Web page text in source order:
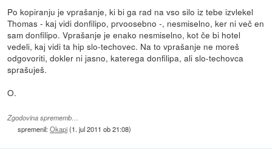
Po kopiranju je vprašanje, ki bi ga rad na vso silo iz tebe izvlekel
Thomas - kaj vidi donfilipo, prvoosebno -, nesmiselno, ker ni več en
sam donfilipo. Vprašanje je enako nesmiselno, kot če bi hotel
vedeli, kaj vidi ta hip slo-techovec. Na to vprašanje ne moreš
odgovoriti, dokler ni jasno, katerega donfilipa, ali slo-techovca
sprašuješ.
O.
Zgodovina sprememb…
spremenil:Okapi(1. jul 2011 ob 21:08)